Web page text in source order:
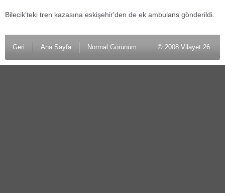
Bilecik'teki tren kazasına eskişehir'den de ek ambulans gönderildi.
Geri Ana Sayfa Normal Görünüm © 2008 Vilayet 26